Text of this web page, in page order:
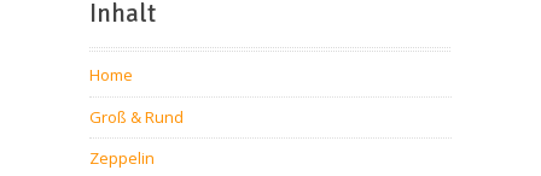
Inhalt
Home
Groß & Rund
Zeppelin